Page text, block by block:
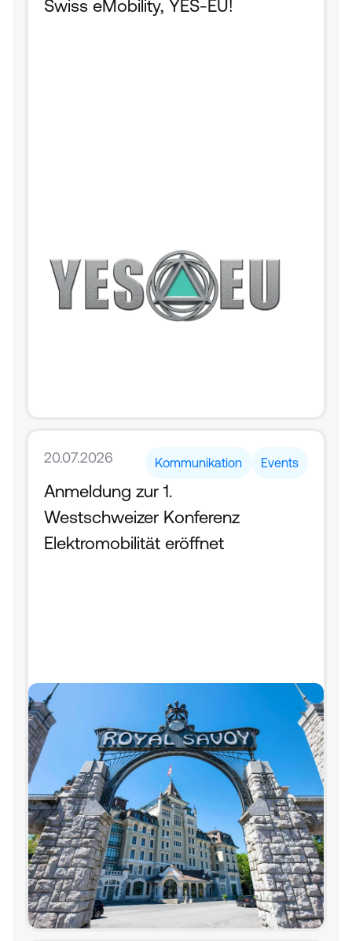
Swiss eMobility, YES-EU!
20.07.2026 Kommunikation Events
Anmeldung zur 1.
Westschweizer Konferenz
Elektromobilität eröffnet